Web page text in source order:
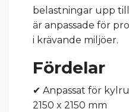
belastningar upp
är anpassade för
i krävande miljöer.
Fördelar
✔ Anpassat för
2150 x 2150 mm